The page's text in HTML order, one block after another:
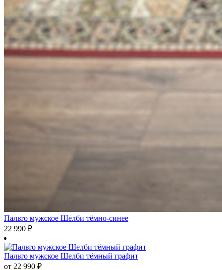
Пальто мужское Шелби тёмно-синее
22 990 ₽
Пальто мужское Шелби тёмный графит
от 22 990 ₽